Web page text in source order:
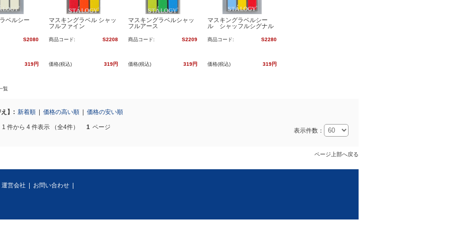
ベルシー
S2080
319円
マスキングラベル シャッ
フルファイン
商品コード: S2208
価格(税込) 319円
マスキングラベルシャッ
フルアース
商品コード: S2209
価格(税込) 319円
マスキングラベルシー
ル シャッフルシグナル
商品コード: S2280
価格(税込) 319円
覧
】: 新着順 価格の高い順 価格の安い順
1 件から 4 件表示 （全4件） 1 ページ 表示件数：
ページ上部へ戻る
運営会社 お問い合わせ